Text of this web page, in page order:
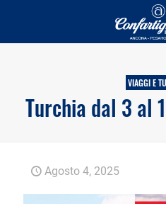
VIAGGI E
Turchia dal 3 al
Agosto 4, 2025